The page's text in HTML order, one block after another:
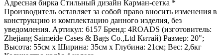
Адресная бирка Стильный дизайн Карман-сетка *
Производитель оставляет за собой право вносить изменения в
конструкцию и комплектацию данного изделия, без
уведомления. Артикул: 6157 Бренд: 4ROADS (изготовитель:
Zhejiang Saimeide Cases & Bags Co.,Ltd Китай) Размер: 20";
Высота: 55см х Ширина: 35см х Глубина: 21см; Вес: 2,6кг